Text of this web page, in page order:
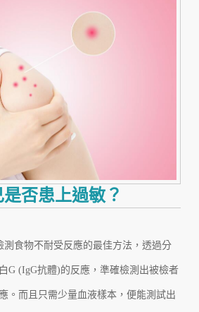
否患上過敏？
測食物不耐受反應的最佳方法，透過分
G (IgG抗體)的反應，準確檢測出被檢者
。而且只需少量血液樣本，便能測試出